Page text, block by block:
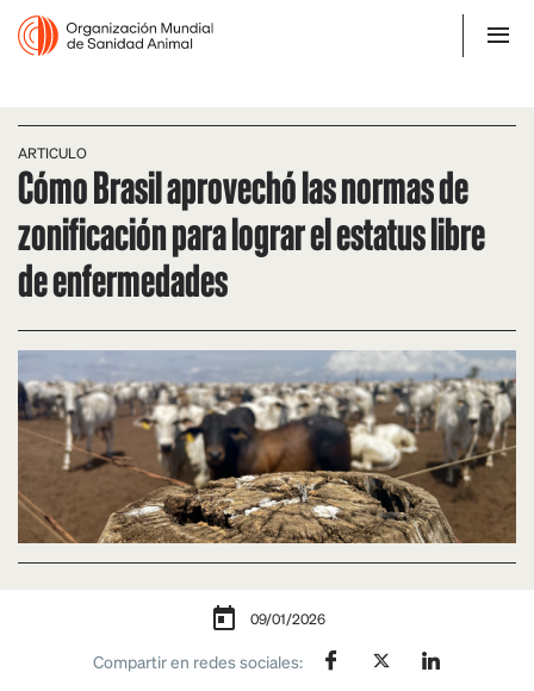
ARTICULO
Cómo Brasil aprovechó las normas de
zonificación para lograr el estatus libre
de enfermedades
09/01/2026
Compartir en redes sociales: